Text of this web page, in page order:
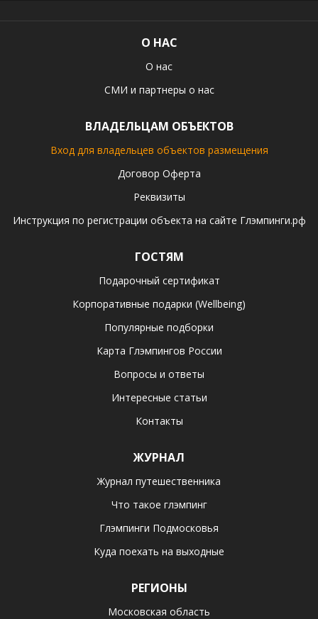
О НАС
О нас
СМИ и партнеры о нас
ВЛАДЕЛЬЦАМ ОБЪЕКТОВ
Вход для владельцев объектов размещения
Договор Оферта
Реквизиты
Инструкция по регистрации объекта на сайте Глэмпинги.рф
ГОСТЯМ
Подарочный сертификат
Корпоративные подарки (Wellbeing)
Популярные подборки
Карта Глэмпингов России
Вопросы и ответы
Интересные статьи
Контакты
ЖУРНАЛ
Журнал путешественника
Что такое глэмпинг
Глэмпинги Подмосковья
Куда поехать на выходные
РЕГИОНЫ
Московская область